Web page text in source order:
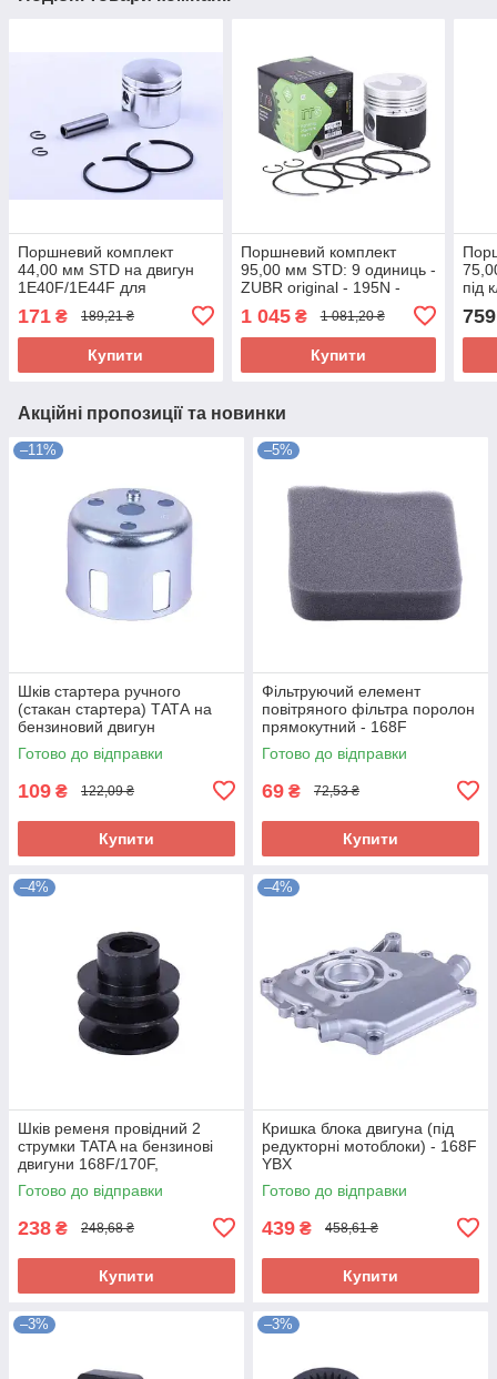
Поршневий комплект
44,00 мм STD на двигун
1Е40F/1E44F для
комплект: 6 одиниць
171 ₴ 189,21 ₴
Купити
Поршневий комплект
95,00 мм STD: 9 одиниць -
ZUBR original - 195N -
1 045₴ 1 081,20 ₴
Купити
під
759
Акційні пропозиції та новинки
–11%
Шків стартера ручного
(стакан стартера) ТАТА на
бензиновий двигун
168F/170F
Готово до відправки
109 ₴ 122,09 ₴
Купити
–5%
Фільтруючий елемент
повітряного фільтра поролон
прямокутний - 168F
Готово до відправки
69 ₴ 72,53 ₴
Купити
–4%
Шків ременя провідний 2
струмки TATA на бензинові
двигуни 168F/170F,
посадковий діаметр 20 мм
Готово до відправки
238 ₴ 248,68 ₴
Купити
–4%
Кришка блока двигуна (під
редукторні мотоблоки) - 168F
YBX
Готово до відправки
439 ₴ 458,61 ₴
Купити
–3% –3%